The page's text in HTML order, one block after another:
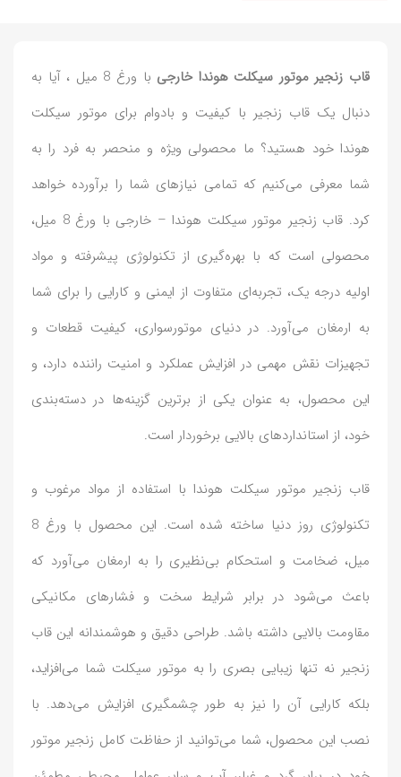
قاب زنجیر موتور سیکلت هوندا خارجی
با ورغ 8 میل ، آیا به
دنبال یک قاب زنجیر با کیفیت و بادوام برای موتور سیکلت
هوندا خود هستید؟ ما محصولی ویژه و منحصر به فرد را به
شما معرفی می‌کنیم که تمامی نیازهای شما را برآورده خواهد
کرد. قاب زنجیر موتور سیکلت هوندا – خارجی با ورغ 8 میل،
محصولی است که با بهره‌گیری از تکنولوژی پیشرفته و مواد
اولیه درجه یک، تجربه‌ای متفاوت از ایمنی و کارایی را برای شما
به ارمغان می‌آورد. در دنیای موتورسواری، کیفیت قطعات و
تجهیزات نقش مهمی در افزایش عملکرد و امنیت راننده دارد، و
این محصول، به عنوان یکی از برترین گزینه‌ها در دسته‌بندی
خود، از استانداردهای بالایی برخوردار است.
قاب زنجیر موتور سیکلت هوندا با استفاده از مواد مرغوب و
تکنولوژی روز دنیا ساخته شده است. این محصول با ورغ 8
میل، ضخامت و استحکام بی‌نظیری را به ارمغان می‌آورد که
باعث می‌شود در برابر شرایط سخت و فشارهای مکانیکی
مقاومت بالایی داشته باشد. طراحی دقیق و هوشمندانه این قاب
زنجیر نه تنها زیبایی بصری را به موتور سیکلت شما می‌افزاید،
بلکه کارایی آن را نیز به طور چشمگیری افزایش می‌دهد. با
نصب این محصول، شما می‌توانید از حفاظت کامل زنجیر موتور